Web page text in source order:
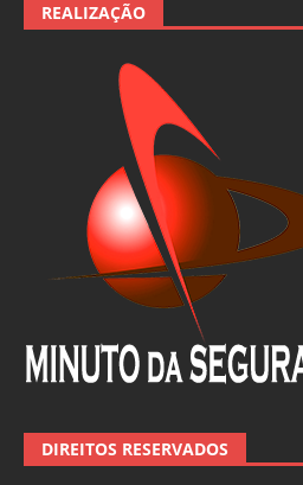
REALIZAÇÃO
DIREITOS RESERVADOS